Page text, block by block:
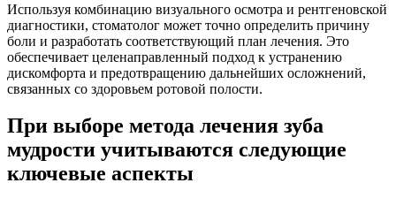
Используя комбинацию визуального осмотра и рентгеновской
диагностики, стоматолог может точно определить причину
боли и разработать соответствующий план лечения. Это
обеспечивает целенаправленный подход к устранению
дискомфорта и предотвращению дальнейших осложнений,
связанных со здоровьем ротовой полости.
При выборе метода лечения зуба
мудрости учитываются следующие
ключевые аспекты